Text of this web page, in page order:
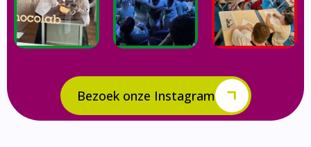
Bezoek onze Instagram